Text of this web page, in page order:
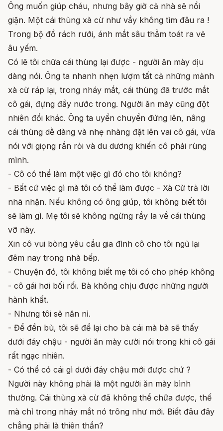
Ông muốn giúp cháu, nhưng bây giờ cả nhà sẽ nổi
giận. Một cái thùng xà cừ như vầy không tìm đâu ra !
Trong bộ đồ rách rưới, ánh mắt sâu thẳm toát ra vẻ
âu yếm.
Có lẽ tôi chữa cái thùng lại được - người ăn mày dịu
dàng nói. Ông ta nhanh nhẹn lượm tất cả những mảnh
xà cừ ráp lại, trong nháy mắt, cái thùng đã trước mắt
cô gái, đựng đầy nước trong. Người ăn mày cũng đột
nhiên đổi khác. Ông ta uyển chuyển đứng lên, nâng
cái thùng dễ dàng và nhẹ nhàng đặt lên vai cô gái, vừa
nói với giọng rắn rỏi và du dương khiến cô phải rùng
mình.
- Cô có thể làm một việc gì đó cho tôi không?
- Bất cứ việc gì mà tôi có thể làm được - Xà Cừ trả lời
nhã nhặn. Nếu không có ông giúp, tôi không biết tôi
sẽ làm gì. Mẹ tôi sẽ không ngừng rầy la về cái thùng
vỡ này.
Xin cô vui bòng yêu cầu gia đình cô cho tôi ngủ lại
đêm nay trong nhà bếp.
- Chuyện đó, tôi không biết mẹ tôi có cho phép không
- cô gái hơi bối rối. Bà không chịu được những người
hành khất.
- Nhưng tôi sẽ năn nỉ.
- Để đền bù, tôi sẽ để lại cho bà cái mà bà sẽ thấy
dưới đáy chậu - người ăn mày cười nói trong khi cô gái
rất ngạc nhiên.
- Có thể có cái gì dưới đáy chậu mới được chứ ?
Người này không phải là một người ăn mày bình
thường. Cái thùng xà cừ đã không thể chữa được, thế
mà chỉ trong nháy mắt nó trông như mới. Biết đâu đây
chẳng phải là thiên thần?